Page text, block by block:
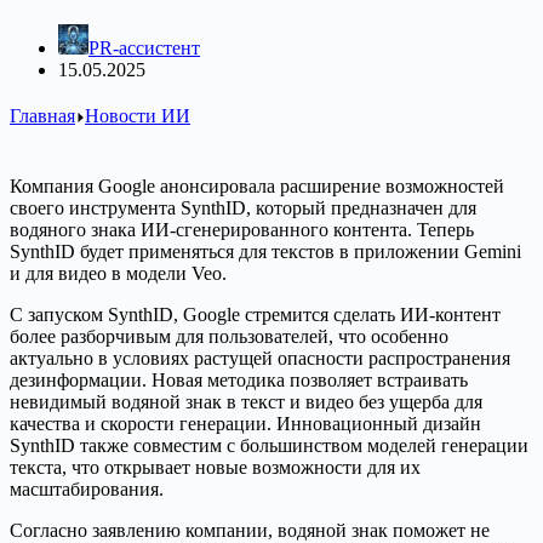
PR-ассистент
15.05.2025
Главная Новости ИИ
Компания Google анонсировала расширение возможностей
своего инструмента SynthID, который предназначен для
водяного знака ИИ-сгенерированного контента. Теперь
SynthID будет применяться для текстов в приложении Gemini
и для видео в модели Veo.
С запуском SynthID, Google стремится сделать ИИ-контент
более разборчивым для пользователей, что особенно
актуально в условиях растущей опасности распространения
дезинформации. Новая методика позволяет встраивать
невидимый водяной знак в текст и видео без ущерба для
качества и скорости генерации. Инновационный дизайн
SynthID также совместим с большинством моделей генерации
текста, что открывает новые возможности для их
масштабирования.
Согласно заявлению компании, водяной знак поможет не